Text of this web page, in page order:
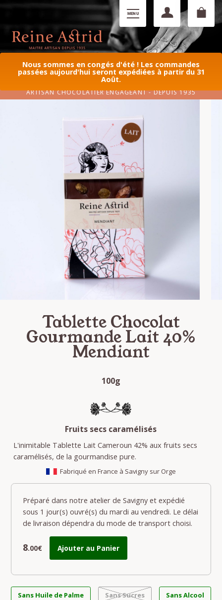
Nous sommes en congés d'été ! Les commandes
passées aujourd'hui seront expédiées à partir du 31
Août.
ARTISAN CHOCOLATIER ENGAGEANT - DEPUIS 1935
Tablette Chocolat
Gourmande Lait 40%
Mendiant
100g
Fruits secs caramélisés
L'inimitable Tablette Lait Cameroun 42% aux fruits secs
caramélisés, de la gourmandise pure.
Fabriqué en France à Savigny sur Orge
Préparé dans notre atelier de Savigny et expédié
sous 1 jour(s) ouvré(s) du mardi au vendredi. Le délai
de livraison dépendra du mode de transport choisi.
8.00€ Ajouter au Panier
Sans Huile de Palme Sans Sucres Sans Alcool